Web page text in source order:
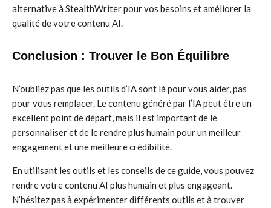
alternative à StealthWriter pour vos besoins et améliorer la
qualité de votre contenu AI.
Conclusion : Trouver le Bon Équilibre
N’oubliez pas que les outils d’IA sont là pour vous aider, pas
pour vous remplacer. Le contenu généré par l’IA peut être un
excellent point de départ, mais il est important de le
personnaliser et de le rendre plus humain pour un meilleur
engagement et une meilleure crédibilité.
En utilisant les outils et les conseils de ce guide, vous pouvez
rendre votre contenu AI plus humain et plus engageant.
N’hésitez pas à expérimenter différents outils et à trouver